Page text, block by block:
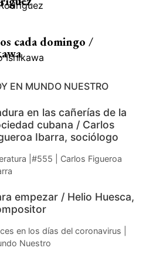
cada domingo /
Ishikawa
EN MUNDO NUESTRO
en las cañerías de la
cubana / Carlos
Ibarra, sociólogo
|#555 | Carlos Figueroa
empezar / Helio Huesca,
en los días del coronavirus |
Nuestro